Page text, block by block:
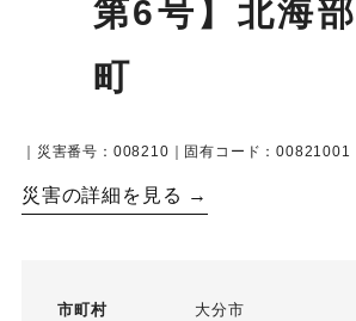
第6号】北海
町
｜災害番号：008210｜固有コード：00821001
災害の詳細を見る →
市町村 大分市